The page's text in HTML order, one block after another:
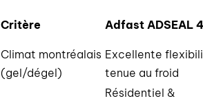
Critère Adfast ADSEAL
Climat montréalais
(gel/dégel)
Excellente
tenue au froid
Résidentiel &